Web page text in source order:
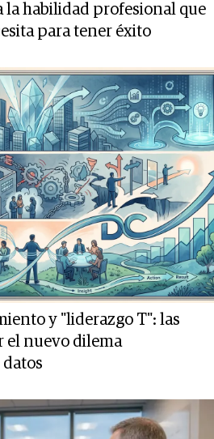
la habilidad profesional que
para tener éxito
y "liderazgo T": las
el nuevo dilema